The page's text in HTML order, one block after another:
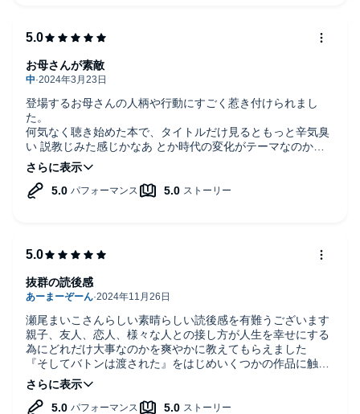
言う前に、我々大人が外見や資産ではなく人柄で他人を褒め
たり、色んな職業があって社会は成り立っていることを子ど
もに教え、職業への偏見を大人たちが捨てる事の方が先では
ないか。
登場するお母さんの人柄や行動にすごく惹き付けられまし
た。
何気なく聴き始めた本で、タイトルだけ見るともっと辛気臭
い 説教じみた感じかなあ とか時代の変化がテーマなのかな
と思っていましたが、
実際の本の内容にギャップを感じました。
印象に残るヒューマンストーリーのようで好みでした。
お母さんが素敵
瀬尾まいこさんらしい素晴らしい読後感を有難うございます
親子、友人、恋人、様々な人との接し方が人生を幸せにする
為にどれだけ大事なのかを爽やかに教えてもらえました
『そしてバトンは渡された』をはじめいくつかの作品に触れ
ましたが理屈抜きに瀬尾まいこさんの作品が大好きです、本
作はあらためてそんなことを実感させてもらえた作品でした
一人でも多くの方に聞いて頂きたいです
抜群の読後感